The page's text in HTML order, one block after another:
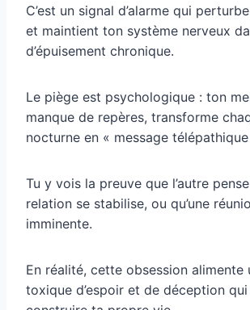
C’est un signal d’alarme qui
et maintient ton système nerveux
d’épuisement chronique.
Le piège est psychologique : ton
manque de repères, transforme
nocturne en « message télépathique
Tu y vois la preuve que l’autre
relation se stabilise, ou qu’une
imminente.
En réalité, cette obsession alimente
toxique d’espoir et de déception